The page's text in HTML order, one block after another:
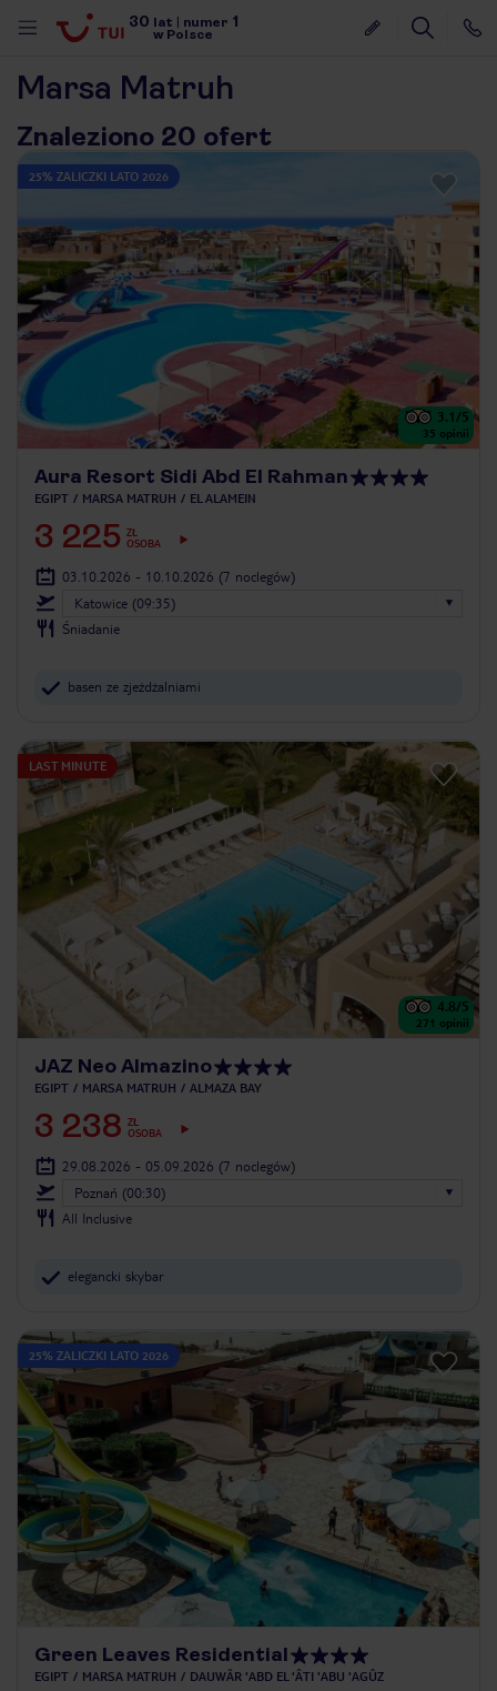
30 lat numer 1
w Polsce
Marsa Matruh
Znaleziono 20 ofert
25% ZALICZKI LATO 2026
3.1/5
35 opinii
Aura Resort Sidi Abd El Rahman
EGIPT MARSA MATRUH EL ALAMEIN
3 225 ZŁ
OSOBA
03.10.2026 - 10.10.2026 (7 noclegów)
Katowice (09:35)
Śniadanie
basen ze zjeżdżalniami
LAST MINUTE
4.8/5
271 opinii
JAZ Neo Almazino
EGIPT MARSA MATRUH ALMAZA BAY
3 238 ZŁ
OSOBA
29.08.2026 - 05.09.2026 (7 noclegów)
Poznań (00:30)
All Inclusive
elegancki skybar
25% ZALICZKI LATO 2026
Green Leaves Residential
EGIPT MARSA MATRUH DAUWÂR 'ABD EL 'ÂTI 'ABU 'AGÛZ